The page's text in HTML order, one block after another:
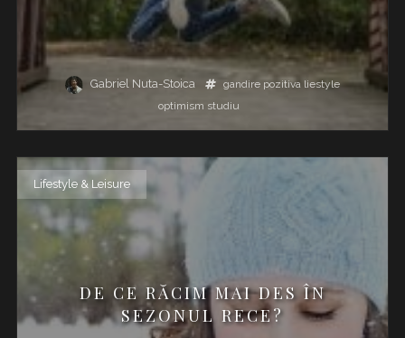
Gabriel Nuta-Stoica gandire pozitiva liestyle
optimism studiu
Lifestyle & Leisure
DE CE RĂCIM MAI DES ÎN
SEZONUL RECE?